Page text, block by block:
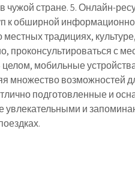
чужой стране. 5. Онлайн-
к обширной
традициях,
проконсультироваться с
мобильные
множество возможностей
подготовленные и
увлекательными и